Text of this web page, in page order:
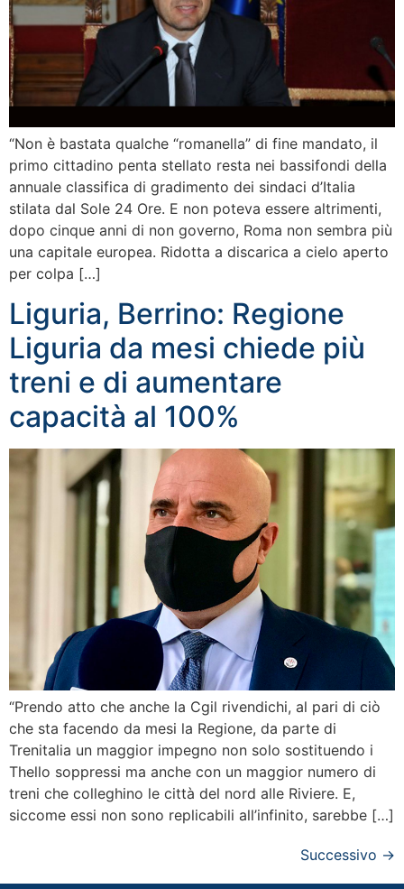
“Non è bastata qualche “romanella” di fine mandato, il
primo cittadino penta stellato resta nei bassifondi della
annuale classifica di gradimento dei sindaci d’Italia
stilata dal Sole 24 Ore. E non poteva essere altrimenti,
dopo cinque anni di non governo, Roma non sembra più
una capitale europea. Ridotta a discarica a cielo aperto
per colpa […]
Liguria, Berrino: Regione
Liguria da mesi chiede più
treni e di aumentare
capacità al 100%
“Prendo atto che anche la Cgil rivendichi, al pari di ciò
che sta facendo da mesi la Regione, da parte di
Trenitalia un maggior impegno non solo sostituendo i
Thello soppressi ma anche con un maggior numero di
treni che colleghino le città del nord alle Riviere. E,
siccome essi non sono replicabili all’infinito, sarebbe […]
Successivo →